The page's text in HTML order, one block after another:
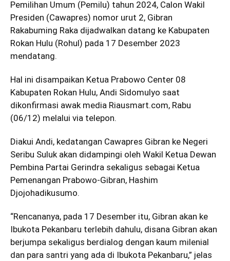
Pemilihan Umum (Pemilu) tahun 2024, Calon Wakil
Presiden (Cawapres) nomor urut 2, Gibran
Rakabuming Raka dijadwalkan datang ke Kabupaten
Rokan Hulu (Rohul) pada 17 Desember 2023
mendatang.
Hal ini disampaikan Ketua Prabowo Center 08
Kabupaten Rokan Hulu, Andi Sidomulyo saat
dikonfirmasi awak media Riausmart.com, Rabu
(06/12) melalui via telepon.
Diakui Andi, kedatangan Cawapres Gibran ke Negeri
Seribu Suluk akan didampingi oleh Wakil Ketua Dewan
Pembina Partai Gerindra sekaligus sebagai Ketua
Pemenangan Prabowo-Gibran, Hashim
Djojohadikusumo.
“Rencananya, pada 17 Desember itu, Gibran akan ke
Ibukota Pekanbaru terlebih dahulu, disana Gibran akan
berjumpa sekaligus berdialog dengan kaum milenial
dan para santri yang ada di Ibukota Pekanbaru,” jelas